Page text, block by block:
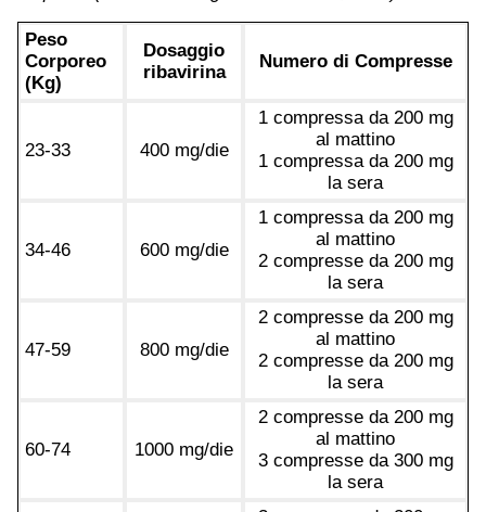
Peso
Corporeo
(Kg)
Dosaggio
ribavirina
Numero di Compresse
23-33 400 mg/die
1 compressa da 200 mg
al mattino
1 compressa da 200 mg
la sera
34-46 600 mg/die
1 compressa da 200 mg
al mattino
2 compresse da 200 mg
la sera
47-59 800 mg/die
2 compresse da 200 mg
al mattino
2 compresse da 200 mg
la sera
60-74 1000 mg/die
2 compresse da 200 mg
al mattino
3 compresse da 300 mg
la sera